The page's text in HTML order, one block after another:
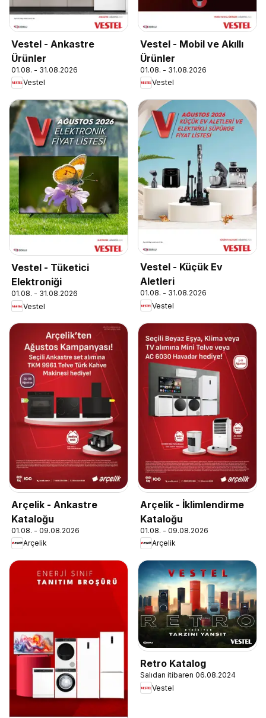
Vestel - Ankastre
Ürünler
01.08. - 31.08.2026
Vestel
Vestel - Mobil ve Akıllı
Ürünler
01.08. - 31.08.2026
Vestel
Vestel - Tüketici
Elektroniği
01.08. - 31.08.2026
Vestel
Vestel - Küçük Ev
Aletleri
01.08. - 31.08.2026
Vestel
Arçelik - Ankastre
Kataloğu
01.08. - 09.08.2026
Arçelik
Arçelik - İklimlendirme
Kataloğu
01.08. - 09.08.2026
Arçelik
Retro Katalog
Salıdan itibaren 06.08.2024
Vestel